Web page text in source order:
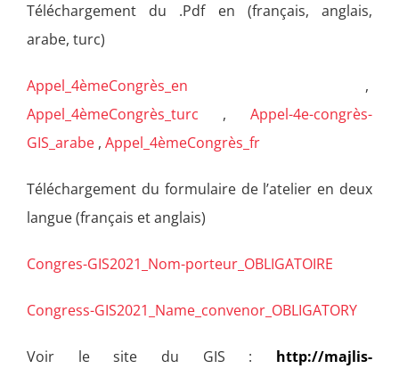
Téléchargement du .Pdf en (français, anglais,
arabe, turc)
Appel_4èmeCongrès_en ,
Appel_4èmeCongrès_turc ,Appel-4e-congrès-
GIS_arabe, Appel_4èmeCongrès_fr
Téléchargement du formulaire de l’atelier en deux
langue (français et anglais)
Congres-GIS2021_Nom-porteur_OBLIGATOIRE
Congress-GIS2021_Name_convenor_OBLIGATORY
Voir le site du GIS : http://majlis-